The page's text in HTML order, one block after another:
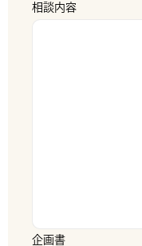
相談内容
企画書